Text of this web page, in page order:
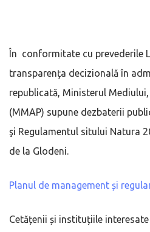
În conformitate cu prevederile
transparenţa decizională în
republicată, Ministerul
(MMAP) supune dezbaterii
şi Regulamentul sitului Natura
de la Glodeni.
Planul de management și
Cetățenii și instituțiile